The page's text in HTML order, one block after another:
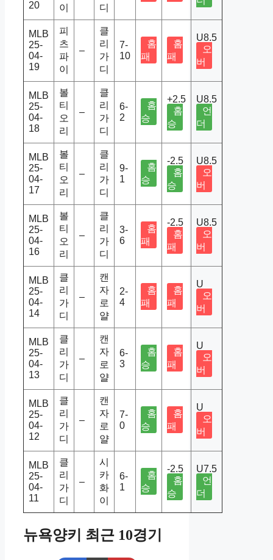
20 이 디
MLB
25-
04-
19
피
츠
파
이
–
클
리
가
디
7-
10
홈
패
홈
패
U8.5
오
버
MLB
25-
04-
18
볼
티
오
리
–
클
리
가
디
6-
2
홈
승
+2.5
홈
승
U8.5
언
더
MLB
25-
04-
17
볼
티
오
리
–
클
리
가
디
9-
1
홈
승
-2.5
홈
승
U8.5
오
버
MLB
25-
04-
16
볼
티
오
리
–
클
리
가
디
3-
6
홈
패
-2.5
홈
패
U8.5
오
버
MLB
25-
04-
14
클
리
가
디
–
캔
자
로
얄
2-
4
홈
패
홈
패
U
오
버
MLB
25-
04-
13
클
리
가
디
–
캔
자
로
얄
6-
3
홈
승
홈
패
U
오
버
MLB
25-
04-
12
클
리
가
디
–
캔
자
로
얄
7-
0
홈
승
홈
패
U
오
버
MLB
25-
04-
11
클
리
가
디
–
시
카
화
이
6-
1
홈
승
-2.5
홈
승
U7.5
언
더
뉴욕양키 최근 10경기